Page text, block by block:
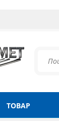
ТОВАР